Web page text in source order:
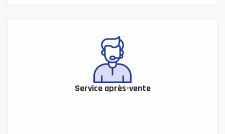
Service après-vente